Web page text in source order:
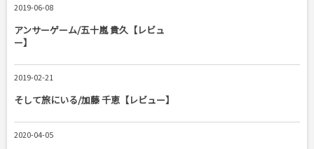
2019-06-08
アンサーゲーム/五十嵐 貴久【レビュ
ー】
2019-02-21
そして旅にいる/加藤 千恵【レビュー】
2020-04-05